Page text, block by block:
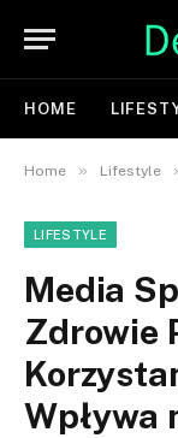
HOME
Home » Lifestyle
LIFESTYLE
Media
Zdrowie
Wpływa